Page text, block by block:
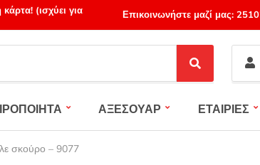
(ισχύει για Επικοινωνήστε μαζί μας:
S
e
c
ΑΞΕΣΟΥΑΡ ΕΤΑΙΡΙΕΣ
σκούρο – 9077